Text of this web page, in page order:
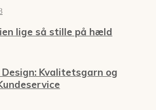
lige så stille på hæld
Design: Kvalitetsgarn og